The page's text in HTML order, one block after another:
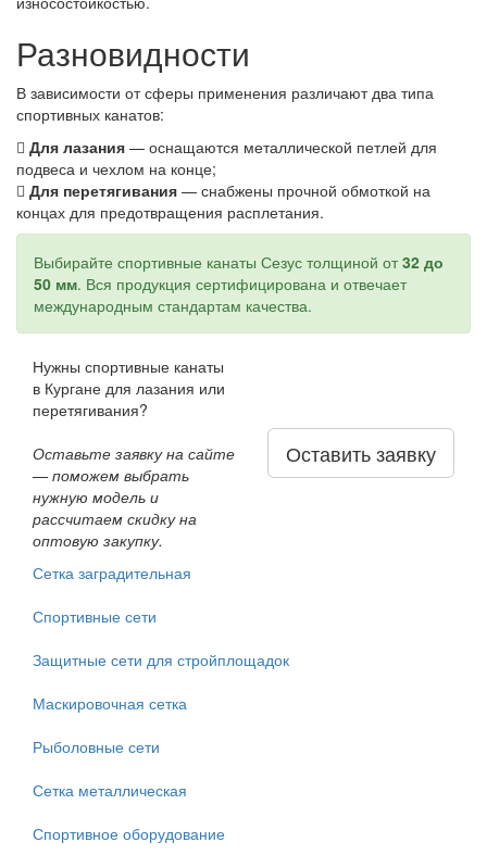
Разновидности
В зависимости от сферы применения различают два типа
спортивных канатов:
Для лазания — оснащаются металлической петлей для
подвеса и чехлом на конце;
Для перетягивания — снабжены прочной обмоткой на
концах для предотвращения расплетания.
Выбирайте спортивные канаты Сезус толщиной от32 до
50 мм. Вся продукция сертифицирована и отвечает
международным стандартам качества.
Нужны спортивные канаты
в Кургане для лазания или
перетягивания?
Оставьте заявку на сайте
— поможем выбрать
нужную модель и
рассчитаем скидку на
оптовую закупку.
Оставить заявку
Сетка заградительная
Спортивные сети
Защитные сети для стройплощадок
Маскировочная сетка
Рыболовные сети
Сетка металлическая
Спортивное оборудование